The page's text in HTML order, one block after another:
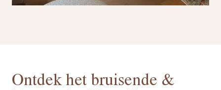
Ontdek het bruisende &